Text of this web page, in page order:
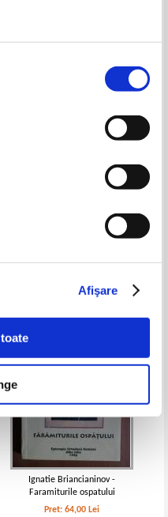
Afişare
Vietile sfintilor pe luna aprilie
Adaugă în coș
Ignatie Briancianinov -
Faramiturile ospatului
Pret:64,00 Lei